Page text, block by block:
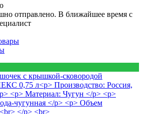
отправлено. В ближайшее время с